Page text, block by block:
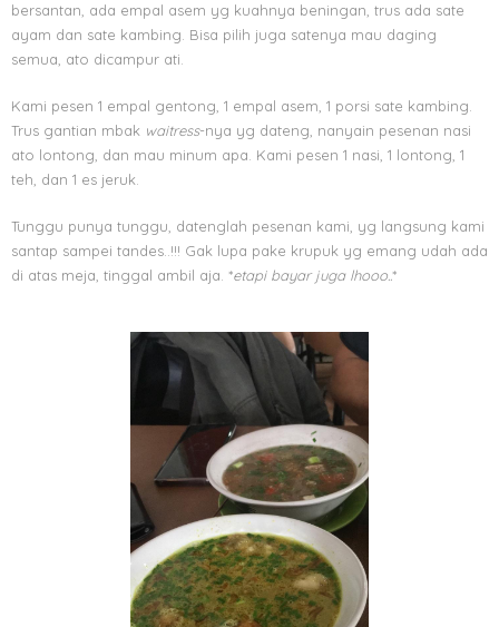
bersantan, ada empal asem yg kuahnya beningan, trus ada sate
ayam dan sate kambing. Bisa pilih juga satenya mau daging
semua, ato dicampur ati.
Kami pesen 1 empal gentong, 1 empal asem, 1 porsi sate kambing.
Trus gantian mbak waitress-nya yg dateng, nanyain pesenan nasi
ato lontong, dan mau minum apa. Kami pesen 1 nasi, 1 lontong, 1
teh, dan 1 es jeruk.
Tunggu punya tunggu, datenglah pesenan kami, yg langsung kami
santap sampei tandes..!!! Gak lupa pake krupuk yg emang udah ada
di atas meja, tinggal ambil aja. *etapi bayar juga lhooo.. *